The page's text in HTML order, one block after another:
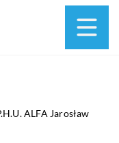
ALFA Jarosław